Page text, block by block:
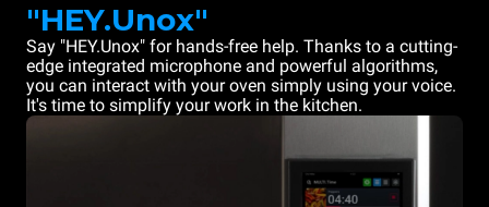
"HEY.Unox"
Say "HEY.Unox" for hands-free help. Thanks to a cutting-
edge integrated microphone and powerful algorithms,
you can interact with your oven simply using your voice.
It's time to simplify your work in the kitchen.